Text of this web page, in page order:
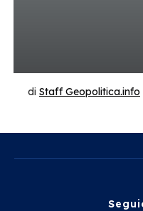
di Staff Geopolitica.info